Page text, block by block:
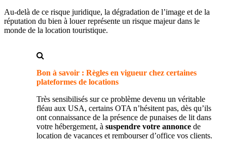
Au-delà de ce risque juridique, la dégradation de l’image et de la
réputation du bien à louer représente un risque majeur dans le
monde de la location touristique.
Bon à savoir : Règles en vigueur chez certaines
plateformes de locations
Très sensibilisés sur ce problème devenu un véritable
fléau aux USA, certains OTA n’hésitent pas, dès qu’ils
ont connaissance de la présence de punaises de lit dans
votre hébergement, à suspendre votre annonce de
location de vacances et rembourser d’office vos clients.